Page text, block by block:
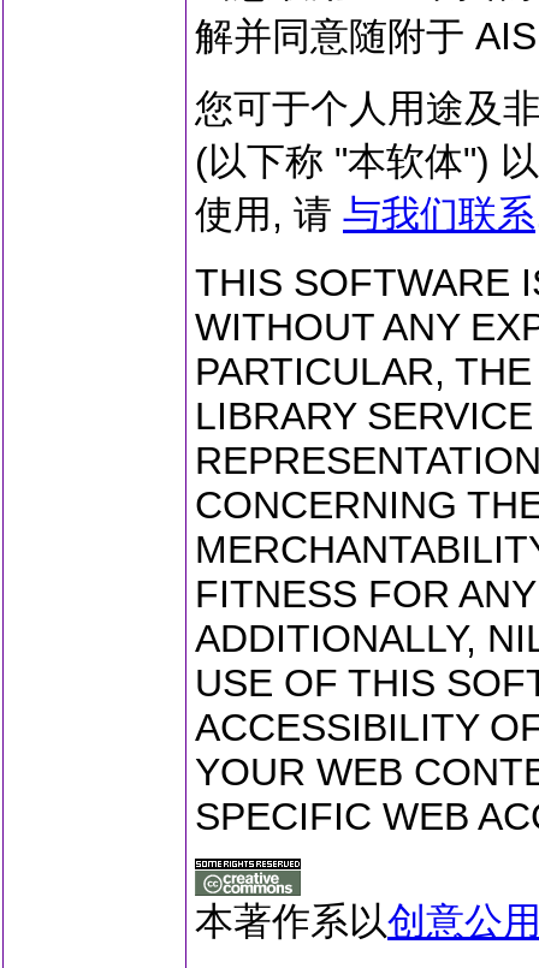
解并同意随附于
您可于个人用途及
(以下称 "本软体")
使用, 请 与我们联系
THIS SOFTWARE
WITHOUT ANY
PARTICULAR,
LIBRARY
CONCERNING
FITNESS FOR
ADDITIONALLY,
USE OF THIS
ACCESSIBILITY
YOUR WEB
SPECIFIC WEB
本著作系以创意公